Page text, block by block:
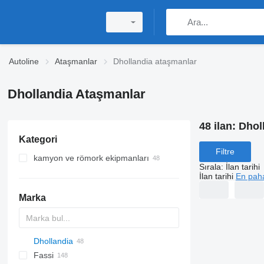
Autoline Ataşmanlar Dhollandia ataşmanlar
Dhollandia Ataşmanlar
Kategori
kamyon ve römork ekipmanları
Marka
A-Series
EK-S
W series
BW
CK
MAXIMA
SUPRA
120
572G
MT
Inogam
CF
Dhollandia
35
Sirius
M-series
Fassi
48 ilan:
Filtre
Sırala: İlan tarihi
İlan tarihi En